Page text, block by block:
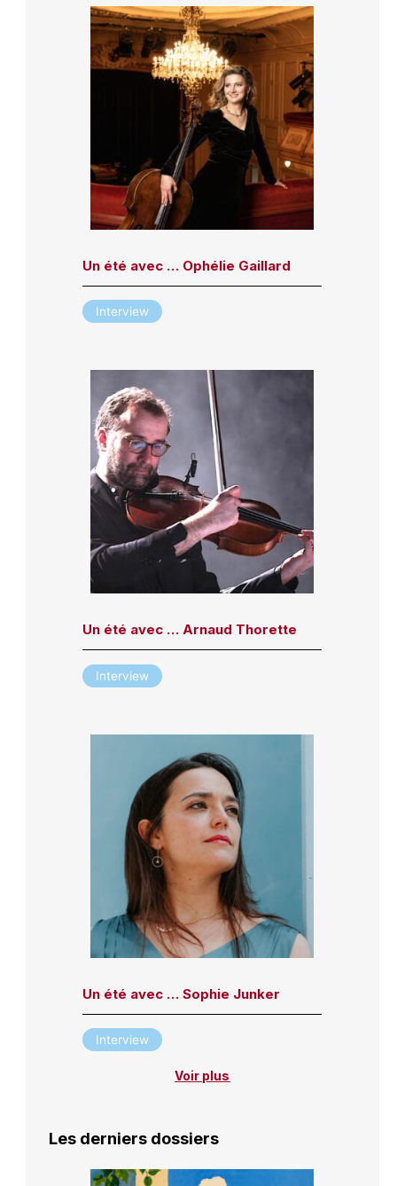
Un été avec … Ophélie Gaillard
Interview
Un été avec … Arnaud Thorette
Interview
Un été avec … Sophie Junker
Interview
Voir plus
Les derniers dossiers